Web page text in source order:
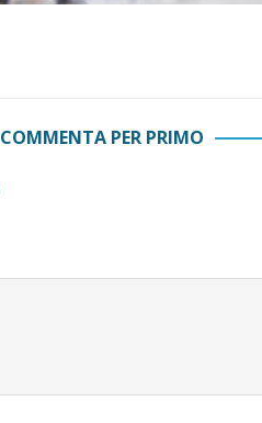
COMMENTA PER PRIMO